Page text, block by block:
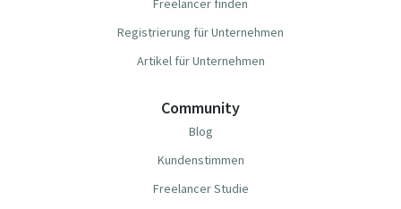
Freelancer finden
Registrierung für Unternehmen
Artikel für Unternehmen
Community
Blog
Kundenstimmen
Freelancer Studie